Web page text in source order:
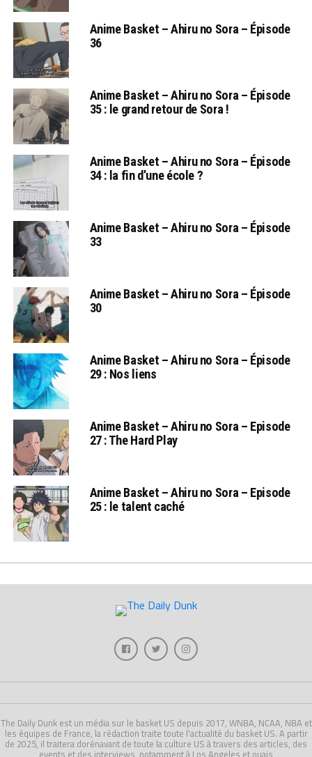
Anime Basket – Ahiru no Sora – Épisode
36
Anime Basket – Ahiru no Sora – Épisode
35 : le grand retour de Sora !
Anime Basket – Ahiru no Sora – Épisode
34 : la fin d’une école ?
Anime Basket – Ahiru no Sora – Épisode
33
Anime Basket – Ahiru no Sora – Épisode
30
Anime Basket – Ahiru no Sora – Épisode
29 : Nos liens
Anime Basket – Ahiru no Sora – Episode
27 : The Hard Play
Anime Basket – Ahiru no Sora – Episode
25 : le talent caché
The Daily Dunk est un média sur le basket US depuis 2017, WNBA, NCAA, NBA et
les équipes de France, la rédaction traite toute l'actualité du basket US. A partir
de 2025, il traitera dorénavant de toute la culture US à travers des articles, des